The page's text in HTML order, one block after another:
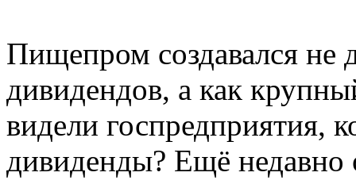
Пищепром создавался не
дивидендов, а как
видели госпредприятия,
дивиденды? Ещё недавно